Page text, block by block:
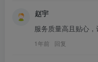
赵宇
服务质量高且贴心
1年前 回复